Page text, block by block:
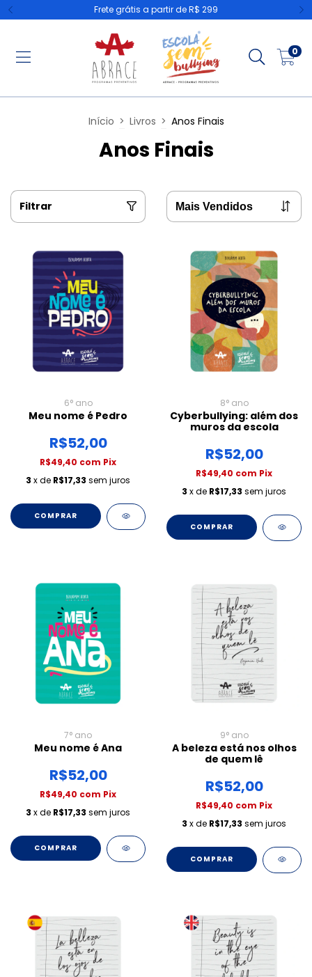
Frete grátis a partir de R$ 299
0
Início > Livros > Anos Finais
Anos Finais
Filtrar
6° ano
Meu nome é Pedro
R$52,00
R$49,40 com Pix
3 x de R$17,33 sem juros
COMPRAR
8° ano
Cyberbullying: além dos
muros da escola
R$52,00
R$49,40 com Pix
3 x de R$17,33 sem juros
COMPRAR
7° ano
Meu nome é Ana
R$52,00
R$49,40 com Pix
3 x de R$17,33 sem juros
COMPRAR
9° ano
A beleza está nos olhos
de quem lê
R$52,00
R$49,40 com Pix
3 x de R$17,33 sem juros
COMPRAR